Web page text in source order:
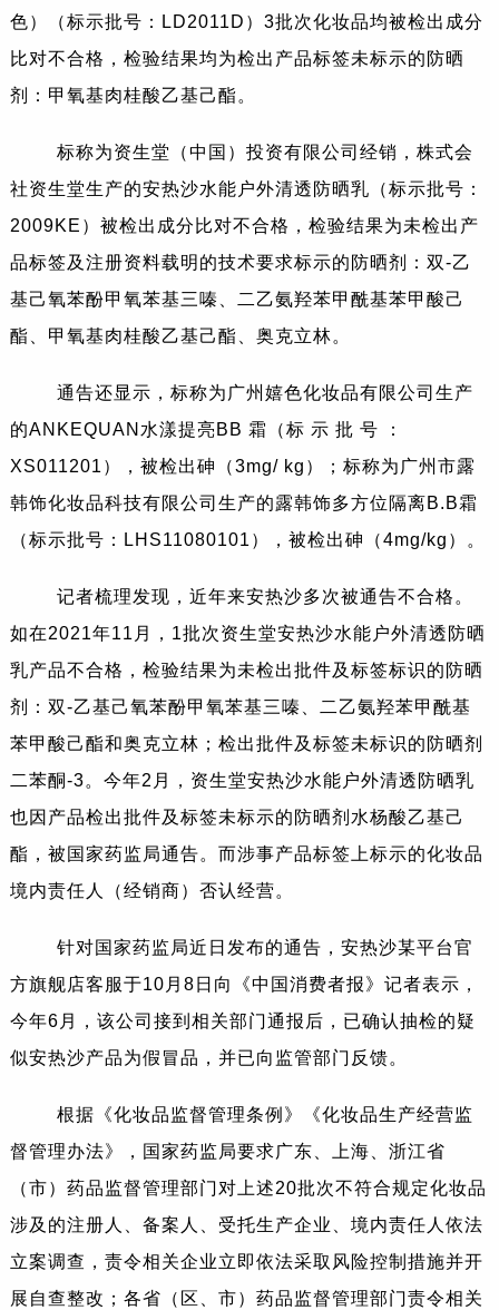
色）（标示批号：LD2011D）3批次化妆品均被检出成分
比对不合格，检验结果均为检出产品标签未标示的防晒
剂：甲氧基肉桂酸乙基己酯。
标称为资生堂（中国）投资有限公司经销，株式会
社资生堂生产的安热沙水能户外清透防晒乳（标示批号：
2009KE）被检出成分比对不合格，检验结果为未检出产
品标签及注册资料载明的技术要求标示的防晒剂：双-乙
基己氧苯酚甲氧苯基三嗪、二乙氨羟苯甲酰基苯甲酸己
酯、甲氧基肉桂酸乙基己酯、奥克立林。
通告还显示，标称为广州嬉色化妆品有限公司生产
的ANKEQUAN水漾提亮BB 霜（标 示 批 号 ：
XS011201），被检出砷（3mg/ kg）；标称为广州市露
韩饰化妆品科技有限公司生产的露韩饰多方位隔离B.B霜
（标示批号：LHS11080101），被检出砷（4mg/kg）。
记者梳理发现，近年来安热沙多次被通告不合格。
如在2021年11月，1批次资生堂安热沙水能户外清透防晒
乳产品不合格，检验结果为未检出批件及标签标识的防晒
剂：双-乙基己氧苯酚甲氧苯基三嗪、二乙氨羟苯甲酰基
苯甲酸己酯和奥克立林；检出批件及标签未标识的防晒剂
二苯酮-3。今年2月，资生堂安热沙水能户外清透防晒乳
也因产品检出批件及标签未标示的防晒剂水杨酸乙基己
酯，被国家药监局通告。而涉事产品标签上标示的化妆品
境内责任人（经销商）否认经营。
针对国家药监局近日发布的通告，安热沙某平台官
方旗舰店客服于10月8日向《中国消费者报》记者表示，
今年6月，该公司接到相关部门通报后，已确认抽检的疑
似安热沙产品为假冒品，并已向监管部门反馈。
根据《化妆品监督管理条例》《化妆品生产经营监
督管理办法》，国家药监局要求广东、上海、浙江省
（市）药品监督管理部门对上述20批次不符合规定化妆品
涉及的注册人、备案人、受托生产企业、境内责任人依法
立案调查，责令相关企业立即依法采取风险控制措施并开
展自查整改；各省（区、市）药品监督管理部门责令相关